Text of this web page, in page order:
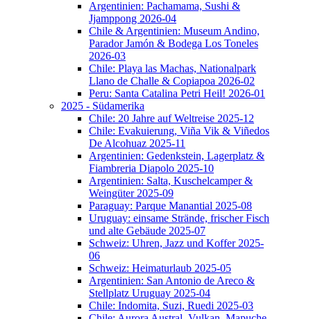
Argentinien: Pachamama, Sushi &
Jjamppong 2026-04
Chile & Argentinien: Museum Andino,
Parador Jamón & Bodega Los Toneles
2026-03
Chile: Playa las Machas, Nationalpark
Llano de Challe & Copiapoa 2026-02
Peru: Santa Catalina Petri Heil! 2026-01
2025 - Südamerika
Chile: 20 Jahre auf Weltreise 2025-12
Chile: Evakuierung, Viña Vik & Viñedos
De Alcohuaz 2025-11
Argentinien: Gedenkstein, Lagerplatz &
Fiambreria Diapolo 2025-10
Argentinien: Salta, Kuschelcamper &
Weingüter 2025-09
Paraguay: Parque Manantial 2025-08
Uruguay: einsame Strände, frischer Fisch
und alte Gebäude 2025-07
Schweiz: Uhren, Jazz und Koffer 2025-
06
Schweiz: Heimaturlaub 2025-05
Argentinien: San Antonio de Areco &
Stellplatz Uruguay 2025-04
Chile: Indomita, Suzi, Ruedi 2025-03